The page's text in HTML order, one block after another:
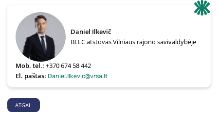
Daniel Ilkevič
BELC atstovas Vilniaus rajono savivaldybėje
Mob. tel.:+370 674 58 442
El. paštas: Daniel.Ilkevic@vrsa.lt
ATGAL